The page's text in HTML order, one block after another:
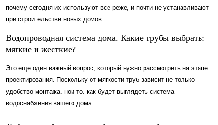
почему сегодня их используют все реже, и почти не устанавливают
при строительстве новых домов.
Водопроводная система дома. Какие трубы выбрать:
мягкие и жесткие?
Это еще один важный вопрос, который нужно рассмотреть на этапе
проектирования. Поскольку от мягкости труб зависит не только
удобство монтажа, нои то, как будет выглядеть система
водоснабжения вашего дома.